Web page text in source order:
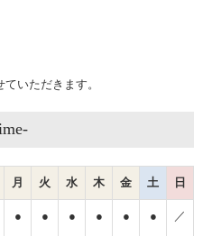
いただきます。
月 火 水 木 金 土 日
● ● ● ● ● ● ／